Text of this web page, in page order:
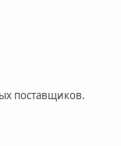
поставщиков.